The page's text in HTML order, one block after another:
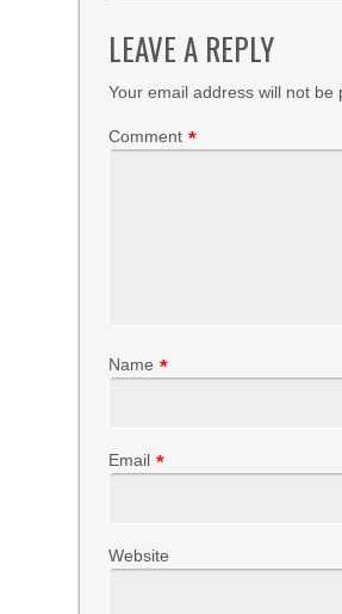
LEAVE A REPLY
Your email address will not be
Comment *
Name *
Email *
Website